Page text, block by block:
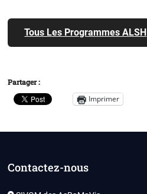
Tous Les Programmes ALSH
Partager :
Imprimer
Contactez-nous